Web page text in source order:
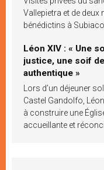
Vallepietra et de deux
bénédictins à Subiaco
Léon XIV : « Une
justice, une soif
authentique »
Lors d’un déjeuner
Castel Gandolfo,
à construire une
accueillante et